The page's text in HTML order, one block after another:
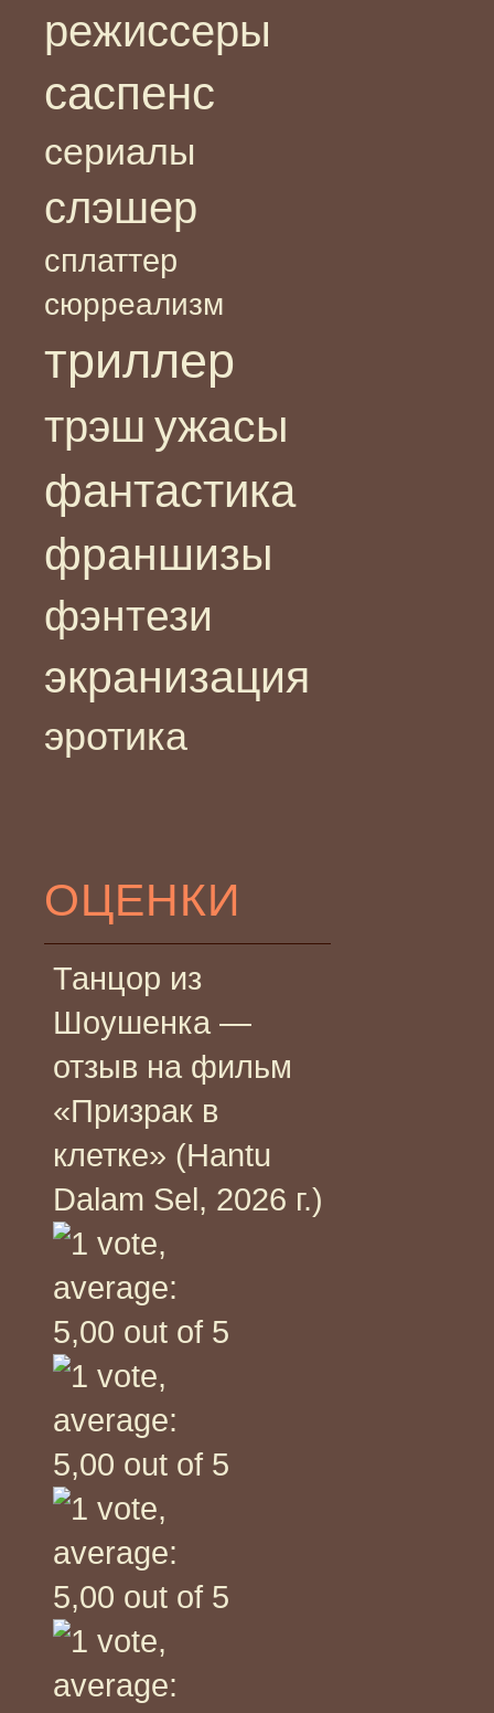
режиссеры
саспенс
сериалы
слэшер
сплаттер
сюрреализм
триллер
трэш ужасы
фантастика
франшизы
фэнтези
экранизация
эротика
ОЦЕНКИ
Танцор из
Шоушенка —
отзыв на фильм
«Призрак в
клетке» (Hantu
Dalam Sel, 2026 г.)